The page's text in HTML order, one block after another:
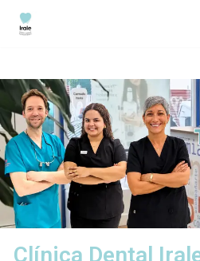
contenido
Clínica Dental